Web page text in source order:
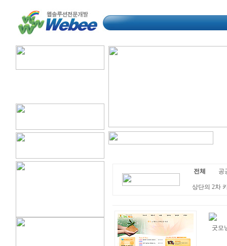
전체 공
상단의 2차
굿모